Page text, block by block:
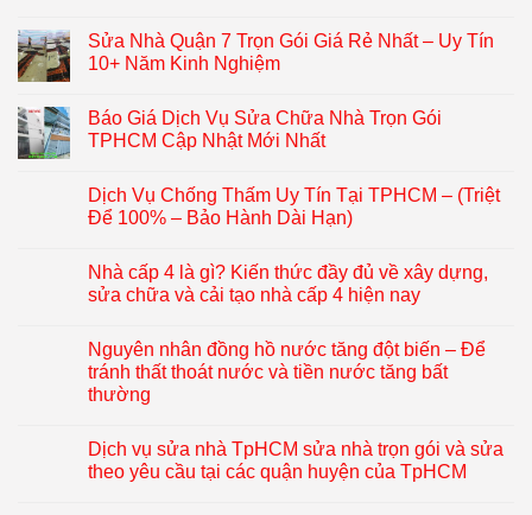
Sửa Nhà Quận 7 Trọn Gói Giá Rẻ Nhất – Uy Tín
10+ Năm Kinh Nghiệm
Báo Giá Dịch Vụ Sửa Chữa Nhà Trọn Gói
TPHCM Cập Nhật Mới Nhất
Dịch Vụ Chống Thấm Uy Tín Tại TPHCM – (Triệt
Để 100% – Bảo Hành Dài Hạn)
Nhà cấp 4 là gì? Kiến thức đầy đủ về xây dựng,
sửa chữa và cải tạo nhà cấp 4 hiện nay
Nguyên nhân đồng hồ nước tăng đột biến – Để
tránh thất thoát nước và tiền nước tăng bất
thường
Dịch vụ sửa nhà TpHCM sửa nhà trọn gói và sửa
theo yêu cầu tại các quận huyện của TpHCM